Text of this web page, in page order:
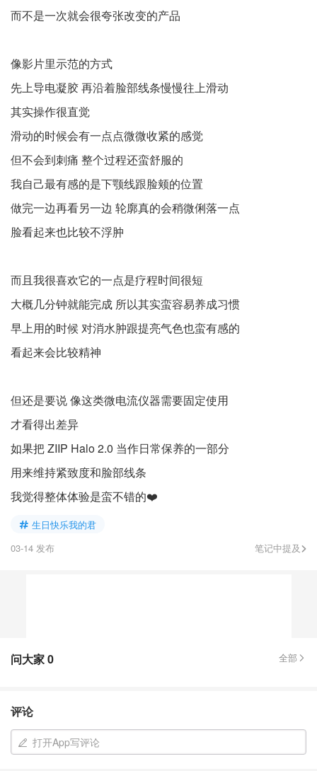
而不是一次就会很夸张改变的产品
像影片里示范的方式
先上导电凝胶 再沿着脸部线条慢慢往上滑动
其实操作很直觉
滑动的时候会有一点点微微收紧的感觉
但不会到刺痛 整个过程还蛮舒服的
我自己最有感的是下颚线跟脸颊的位置
做完一边再看另一边 轮廓真的会稍微俐落一点
脸看起来也比较不浮肿
而且我很喜欢它的一点是疗程时间很短
大概几分钟就能完成 所以其实蛮容易养成习惯
早上用的时候 对消水肿跟提亮气色也蛮有感的
看起来会比较精神
但还是要说 像这类微电流仪器需要固定使用
才看得出差异
如果把 ZIIP Halo 2.0 当作日常保养的一部分
用来维持紧致度和脸部线条
我觉得整体体验是蛮不错的❤️
生日快乐我的君
03-14 发布
笔记中提及
问大家0 全部
评论
打开App写评论